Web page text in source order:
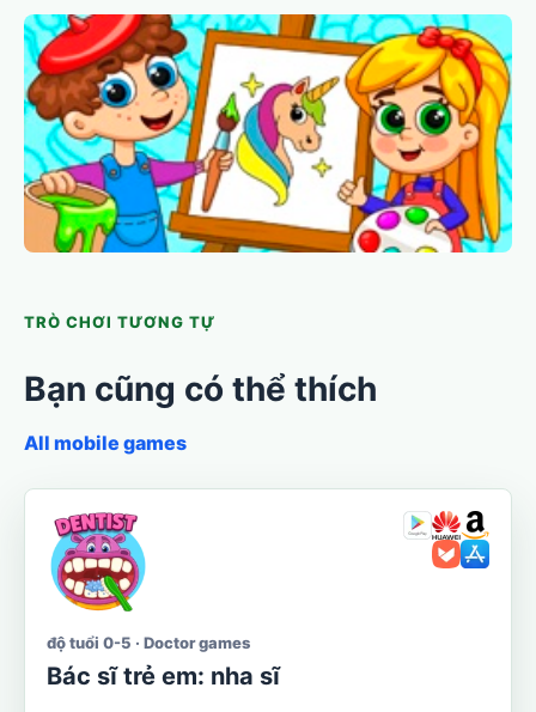
TRÒ CHƠI TƯƠNG TỰ
Bạn cũng có thể thích
All mobile games
độ tuổi 0-5 · Doctor games
Bác sĩ trẻ em: nha sĩ